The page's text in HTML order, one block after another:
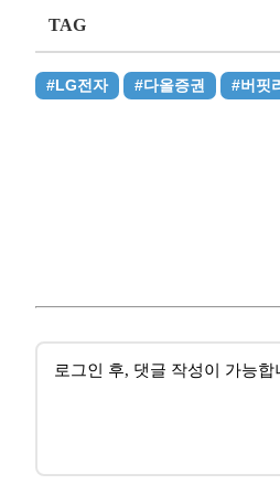
TAG
#LG전자 #다올증권 #버핏